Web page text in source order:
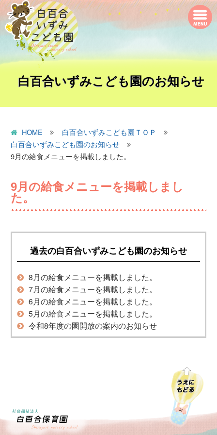
白百合いずみこども園のお知らせ
HOME
白百合いずみこども園ＴＯＰ
白百合いずみこども園のお知らせ
9月の給食メニューを掲載しました。
9月の給食メニューを掲載しまし
た。
過去の白百合いずみこども園のお知らせ
8月の給食メニューを掲載しました。
7月の給食メニューを掲載しました。
6月の給食メニューを掲載しました。
5月の給食メニューを掲載しました。
令和8年度の園開放の案内のお知らせ